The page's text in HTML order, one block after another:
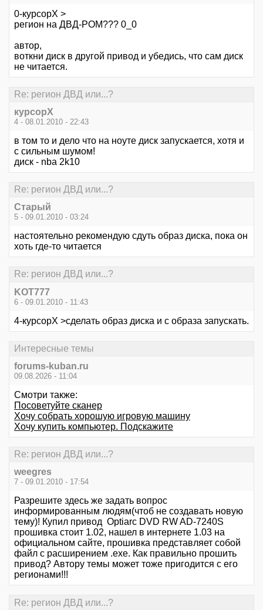
0-курсорХ >
регион на ДВД-РОМ??? 0_0
автор,
воткни диск в другой привод и убедись, что сам диск
не читается.
Re: регион ДВД или...?
курсорХ
4 - 08.01.2010 - 22:43
в том то и дело что на ноуте диск запускается, хотя и
с сильным шумом!
диск - nba 2k10
Re: регион ДВД или...?
Старый
5 - 09.01.2010 - 03:24
настоятельно рекомендую сдуть образ диска, пока он
хоть где-то читается
Re: регион ДВД или...?
KOT777
6 - 09.01.2010 - 11:43
4-курсорХ >сделать образ диска и с образа запускать.
Интересные темы
forums-kuban.ru
09.08.2026 - 11:04
Смотри также:
Посоветуйте сканер
Хочу собрать хорошую игровую машину
Хочу купить компьютер. Подскажите
Re: регион ДВД или...?
weegres
7 - 09.01.2010 - 17:54
Разрешите здесь же задать вопрос
информированным людям(чтоб не создавать новую
тему)! Купил привод Optiarc DVD RW AD-7240S
прошивка стоит 1.02, нашел в интернете 1.03 на
официальном сайте, прошивка представляет собой
файл с расширением .exe. Как правильно прошить
привод? Автору темы может тоже пригодится с его
регионами!!!
Re: регион ДВД или...?